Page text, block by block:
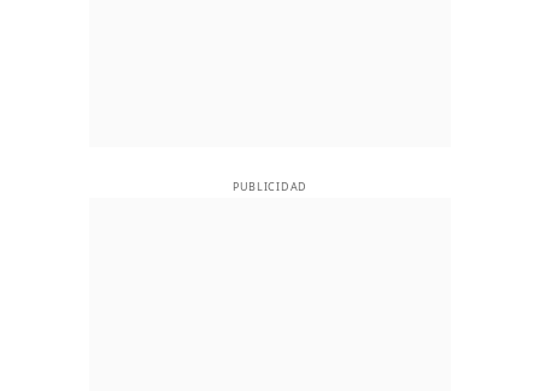
PUBLICIDAD